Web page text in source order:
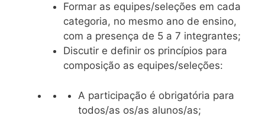
Formar as equipes/seleções em cada
categoria, no mesmo ano de ensino,
com a presença de 5 a 7 integrantes;
Discutir e definir os princípios para
composição as equipes/seleções:
A participação é obrigatória para
todos/as os/as alunos/as;